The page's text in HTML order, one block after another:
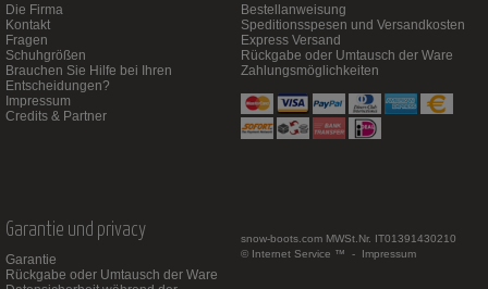
Die Firma
Kontakt
Fragen
Schuhgrößen
Brauchen Sie Hilfe bei Ihren
Entscheidungen?
Impressum
Credits & Partner
Bestellanweisung
Speditionsspesen und Versandkosten
Express Versand
Rückgabe oder Umtausch der Ware
Zahlungsmöglichkeiten
Garantie und privacy
Garantie
Rückgabe oder Umtausch der Ware
snow-boots.com MWSt.Nr. IT01391430210
© Internet Service ™ - Impressum